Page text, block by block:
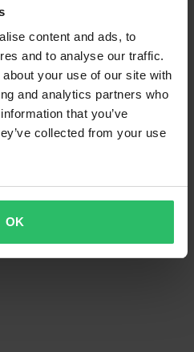
content and ads, to
and to analyse our traffic.
your use of our site with
and analytics partners who
that you’ve
collected from your use
OK